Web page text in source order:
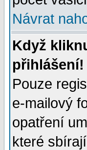
Návrat
Když
přihlášení!
Pouze
e-mailový
opatření
které